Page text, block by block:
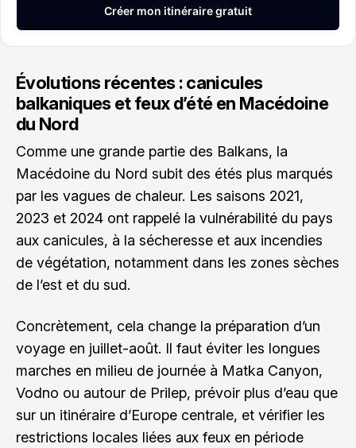
Évolutions récentes : canicules
balkaniques et feux d’été en Macédoine
du Nord
Comme une grande partie des Balkans, la
Macédoine du Nord subit des étés plus marqués
par les vagues de chaleur. Les saisons 2021,
2023 et 2024 ont rappelé la vulnérabilité du pays
aux canicules, à la sécheresse et aux incendies
de végétation, notamment dans les zones sèches
de l’est et du sud.
Concrètement, cela change la préparation d’un
voyage en juillet-août. Il faut éviter les longues
marches en milieu de journée à Matka Canyon,
Vodno ou autour de Prilep, prévoir plus d’eau que
sur un itinéraire d’Europe centrale, et vérifier les
restrictions locales liées aux feux en période